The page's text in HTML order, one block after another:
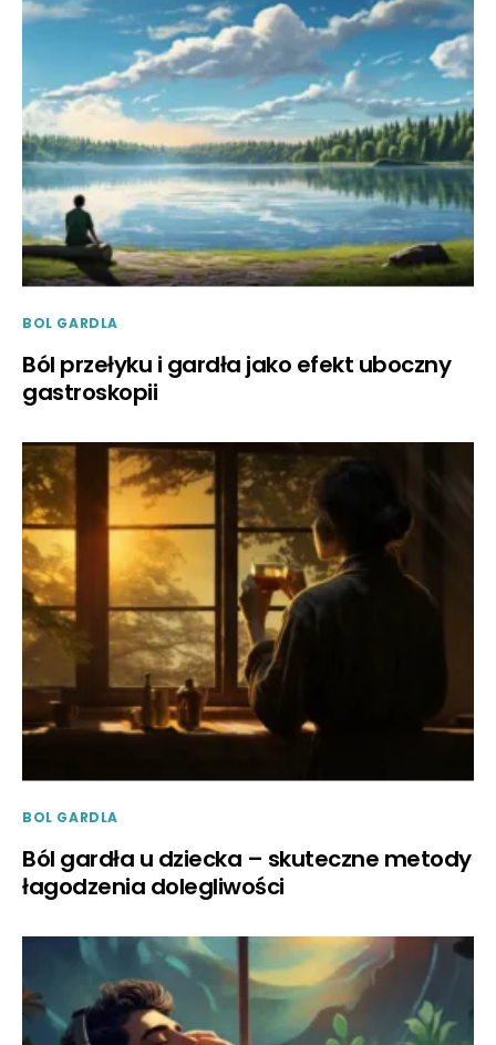
BOL GARDLA
Ból przełyku i gardła jako efekt uboczny
gastroskopii
BOL GARDLA
Ból gardła u dziecka – skuteczne metody
łagodzenia dolegliwości